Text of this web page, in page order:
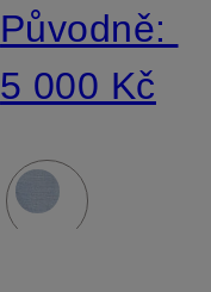
Původně:
5 000 Kč